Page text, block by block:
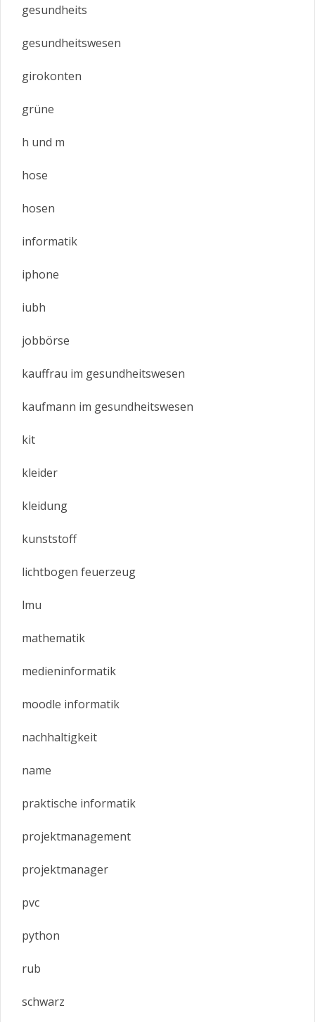
gesundheits
gesundheitswesen
girokonten
grüne
h und m
hose
hosen
informatik
iphone
iubh
jobbörse
kauffrau im gesundheitswesen
kaufmann im gesundheitswesen
kit
kleider
kleidung
kunststoff
lichtbogen feuerzeug
lmu
mathematik
medieninformatik
moodle informatik
nachhaltigkeit
name
praktische informatik
projektmanagement
projektmanager
pvc
python
rub
schwarz